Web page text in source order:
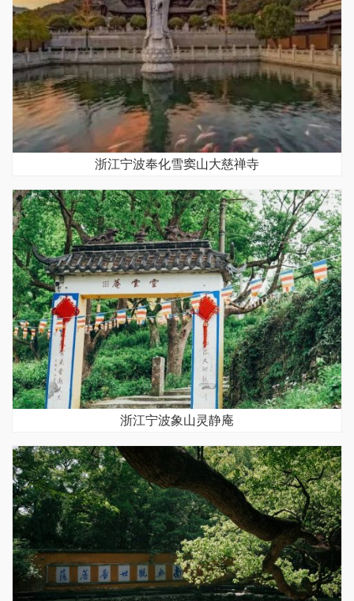
浙江宁波奉化雪窦山大慈禅寺
浙江宁波象山灵静庵